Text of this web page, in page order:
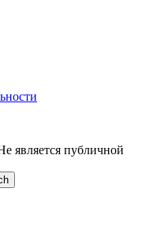
публичной